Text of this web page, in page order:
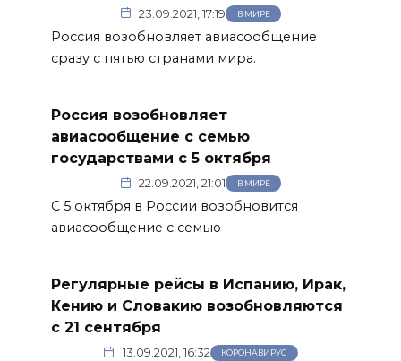
23.09.2021, 17:19 В МИРЕ
Россия возобновляет авиасообщение
сразу с пятью странами мира.
Россия возобновляет
авиасообщение с семью
государствами с 5 октября
22.09.2021, 21:01 В МИРЕ
С 5 октября в России возобновится
авиасообщение с семью
Регулярные рейсы в Испанию, Ирак,
Кению и Словакию возобновляются
с 21 сентября
13.09.2021, 16:32 КОРОНАВИРУС